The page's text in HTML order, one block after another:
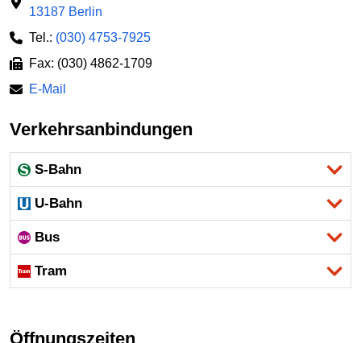
13187 Berlin
Tel.: (030) 4753-7925
Fax: (030) 4862-1709
E-Mail
Verkehrsanbindungen
S-Bahn
U-Bahn
Bus
Tram
Öffnungszeiten